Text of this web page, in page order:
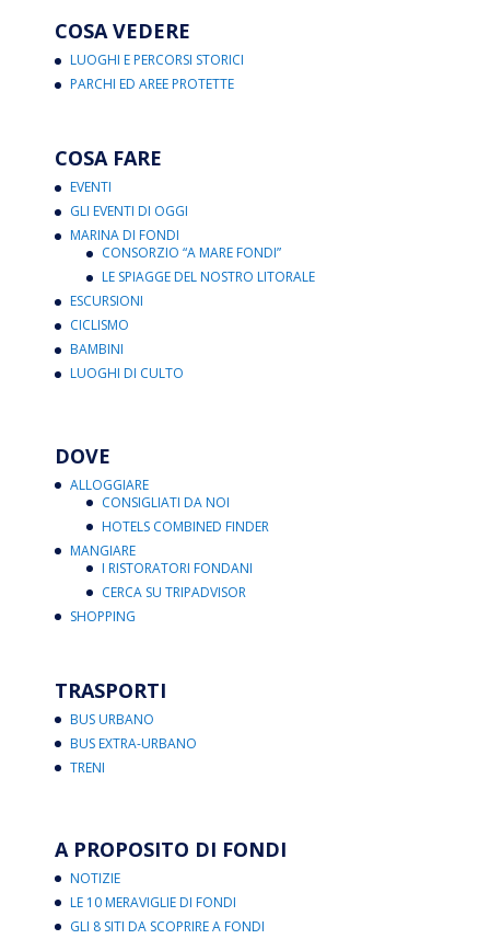
COSA VEDERE
LUOGHI E PERCORSI STORICI
PARCHI ED AREE PROTETTE
COSA FARE
EVENTI
GLI EVENTI DI OGGI
MARINA DI FONDI
CONSORZIO “A MARE FONDI”
LE SPIAGGE DEL NOSTRO LITORALE
ESCURSIONI
CICLISMO
BAMBINI
LUOGHI DI CULTO
DOVE
ALLOGGIARE
CONSIGLIATI DA NOI
HOTELS COMBINED FINDER
MANGIARE
I RISTORATORI FONDANI
CERCA SU TRIPADVISOR
SHOPPING
TRASPORTI
BUS URBANO
BUS EXTRA-URBANO
TRENI
A PROPOSITO DI FONDI
NOTIZIE
LE 10 MERAVIGLIE DI FONDI
GLI 8 SITI DA SCOPRIRE A FONDI